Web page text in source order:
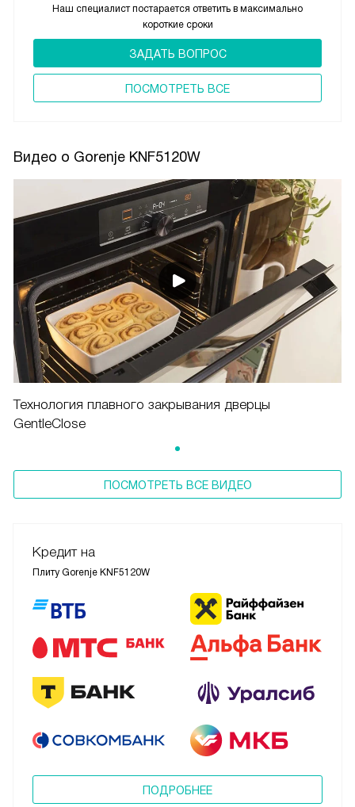
Наш специалист постарается ответить в максимально
короткие сроки
ЗАДАТЬ ВОПРОС
ПОCМОТРЕТЬ ВСЕ
Видео о Gorenje KNF5120W
Технология плавного закрывания дверцы
GentleClose
ПОСМОТРЕТЬ ВСЕ ВИДЕО
Кредит на
Плиту Gorenje KNF5120W
ПОДРОБНЕЕ